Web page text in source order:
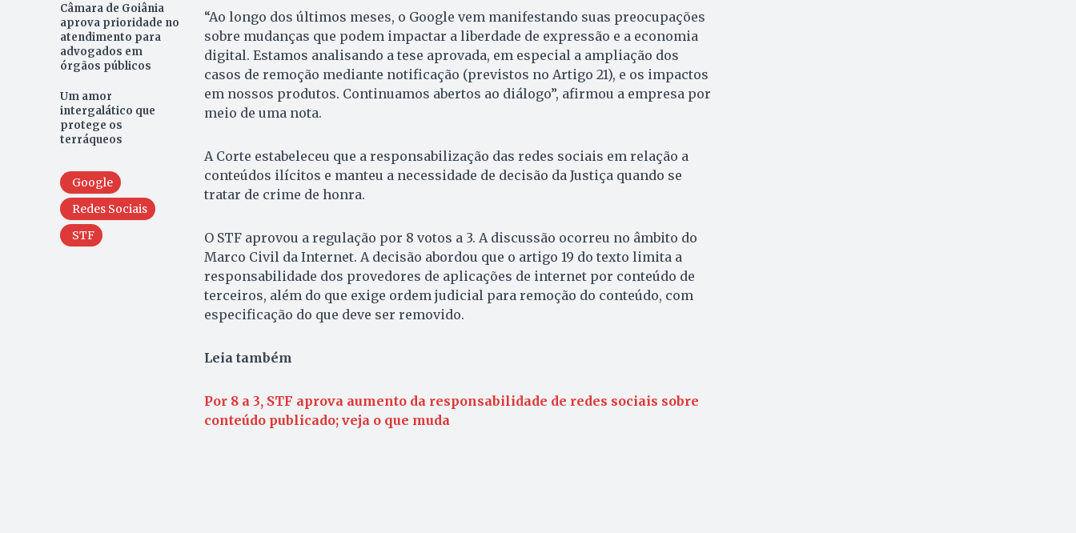
Câmara de Goiânia
aprova prioridade no
atendimento para
advogados em
órgãos públicos
Um amor
intergalático que
protege os
terráqueos
Google
Redes Sociais
STF
“Ao longo dos últimos meses, o Google vem manifestando suas preocupações
sobre mudanças que podem impactar a liberdade de expressão e a economia
digital. Estamos analisando a tese aprovada, em especial a ampliação dos
casos de remoção mediante notificação (previstos no Artigo 21), e os impactos
em nossos produtos. Continuamos abertos ao diálogo”, afirmou a empresa por
meio de uma nota.
A Corte estabeleceu que a responsabilização das redes sociais em relação a
conteúdos ilícitos e manteu a necessidade de decisão da Justiça quando se
tratar de crime de honra.
O STF aprovou a regulação por 8 votos a 3. A discussão ocorreu no âmbito do
Marco Civil da Internet. A decisão abordou que o artigo 19 do texto limita a
responsabilidade dos provedores de aplicações de internet por conteúdo de
terceiros, além do que exige ordem judicial para remoção do conteúdo, com
especificação do que deve ser removido.
Leia também
Por 8 a 3, STF aprova aumento da responsabilidade de redes sociais sobre
conteúdo publicado; veja o que muda